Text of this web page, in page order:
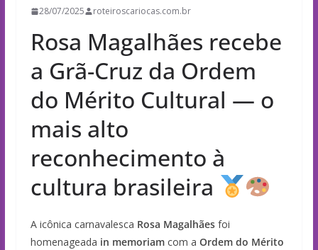
28/07/2025 roteiroscariocas.com.br
Rosa Magalhães recebe
a Grã-Cruz da Ordem
do Mérito Cultural — o
mais alto
reconhecimento à
cultura brasileira
A icônica carnavalesca Rosa Magalhãesfoi
homenageada in memoriamcom a Ordem do Mérito